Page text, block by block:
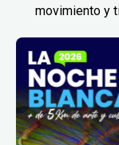
movimiento y